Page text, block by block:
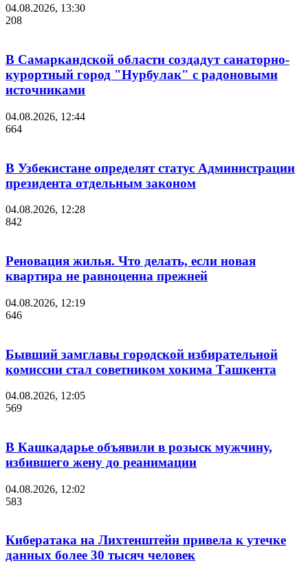
04.08.2026, 13:30
208
В Самаркандской области создадут санаторно-
курортный город "Нурбулак" с радоновыми
источниками
04.08.2026, 12:44
664
В Узбекистане определят статус Администрации
президента отдельным законом
04.08.2026, 12:28
842
Реновация жилья. Что делать, если новая
квартира не равноценна прежней
04.08.2026, 12:19
646
Бывший замглавы городской избирательной
комиссии стал советником хокима Ташкента
04.08.2026, 12:05
569
В Кашкадарье объявили в розыск мужчину,
избившего жену до реанимации
04.08.2026, 12:02
583
Кибератака на Лихтенштейн привела к утечке
данных более 30 тысяч человек